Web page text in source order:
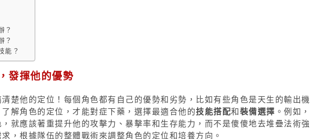
？
？
能？
發揮他的優勢
楚他的定位！每個角色都有自己的優勢和劣勢，比如有些角色是天生的輸出機
解角色的定位，才能對症下藥，選擇最適合他的技能搭配和裝備選擇 。例如，
就應該著重提升他的攻擊力、暴擊率和生存能力，而不是傻傻地去堆疊法術強
，根據隊伍的整體戰術來調整角色的定位和培養方向。